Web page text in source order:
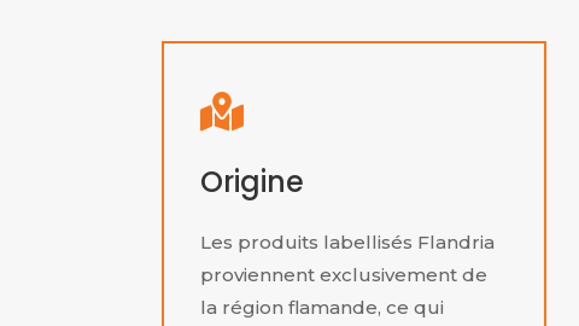

Origine
Les produits labellisés Flandria
proviennent exclusivement de
la région flamande, ce qui